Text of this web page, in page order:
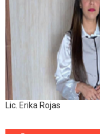
Lic. Erika Rojas